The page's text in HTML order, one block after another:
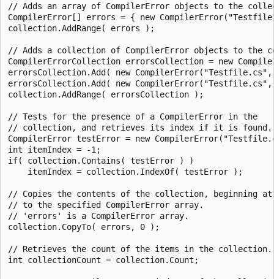
// Adds an array of CompilerError objects to the
CompilerError[] errors = { new
collection.AddRange( errors );
// Adds a collection of CompilerError objects to the
CompilerErrorCollection errorsCollection = new
errorsCollection.Add( new
errorsCollection.Add( new
collection.AddRange( errorsCollection );
// Tests for the presence of a CompilerError in the
// collection, and retrieves its index if it is found.
CompilerError testError = new
int itemIndex = -1;
if( collection.Contains( testError ) )
    itemIndex = collection.IndexOf( testError );
// Copies the contents of the collection, beginning
// to the specified CompilerError array.
// 'errors' is a CompilerError array.
collection.CopyTo( errors, 0 );
// Retrieves the count of the items in the collection.
int collectionCount = collection.Count;